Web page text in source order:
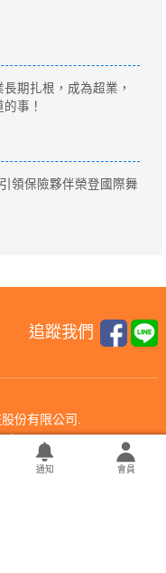
期扎根，成為超業，
事！
領保險夥伴榮登國際舞
追蹤我們
份有限公司.